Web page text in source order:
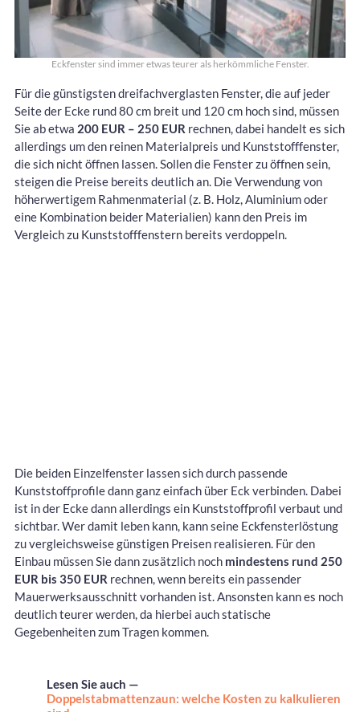
Eckfenster sind immer etwas teurer als herkömmliche Fenster.
Für die günstigsten dreifachverglasten Fenster, die auf jeder
Seite der Ecke rund 80 cm breit und 120 cm hoch sind, müssen
Sie ab etwa 200 EUR – 250 EUR rechnen, dabei handelt es sich
allerdings um den reinen Materialpreis und Kunststofffenster,
die sich nicht öffnen lassen. Sollen die Fenster zu öffnen sein,
steigen die Preise bereits deutlich an. Die Verwendung von
höherwertigem Rahmenmaterial (z. B. Holz, Aluminium oder
eine Kombination beider Materialien) kann den Preis im
Vergleich zu Kunststofffenstern bereits verdoppeln.
Die beiden Einzelfenster lassen sich durch passende
Kunststoffprofile dann ganz einfach über Eck verbinden. Dabei
ist in der Ecke dann allerdings ein Kunststoffprofil verbaut und
sichtbar. Wer damit leben kann, kann seine Eckfensterlöstung
zu vergleichsweise günstigen Preisen realisieren. Für den
Einbau müssen Sie dann zusätzlich noch mindestens rund 250
EUR bis 350 EUR rechnen, wenn bereits ein passender
Mauerwerksausschnitt vorhanden ist. Ansonsten kann es noch
deutlich teurer werden, da hierbei auch statische
Gegebenheiten zum Tragen kommen.
Lesen Sie auch —
Doppelstabmattenzaun: welche Kosten zu kalkulieren